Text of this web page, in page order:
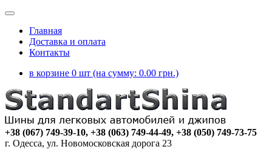
Главная
Доставка и оплата
Контакты
в корзине 0 шт (на сумму: 0.00 грн.)
+38 (067) 749-39-10, +38 (063) 749-44-49, +38 (050) 749-73-75
г. Одесса, ул. Новомосковская дорога 23